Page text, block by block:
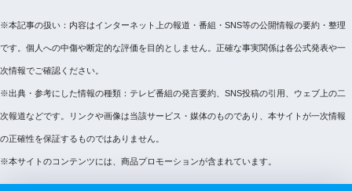
※本記事の扱い：内容はインターネット上の報道・番組・SNS等の公開情報の要約・整理
です。個人への中傷や断定的な評価を目的としません。正確な事実関係は各公式発表や一
次情報でご確認ください。
※出典・参考にした情報の種類：テレビ番組の発言要約、SNS投稿の引用、ウェブ上の二
次報道などです。リンクや画像は当該サービス・媒体のものであり、本サイトが一次情報
の正確性を保証するものではありません。
※本サイトのコンテンツには、商品プロモーションが含まれています。